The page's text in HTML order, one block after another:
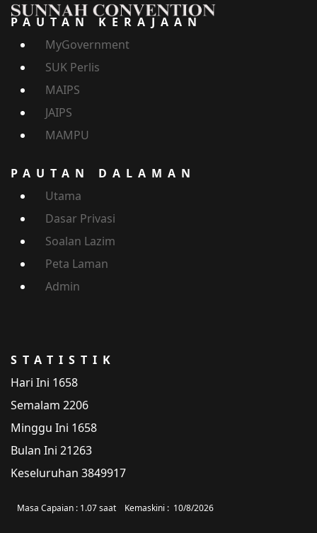
PAUTAN KERAJAAN
MyGovernment
SUK Perlis
MAIPS
JAIPS
MAMPU
PAUTAN DALAMAN
Utama
Dasar Privasi
Soalan Lazim
Peta Laman
Admin
STATISTIK
Hari Ini 1658
Semalam 2206
Minggu Ini 1658
Bulan Ini 21263
Keseluruhan 3849917
Masa Capaian : 1.07 saat Kemaskini : 10/8/2026